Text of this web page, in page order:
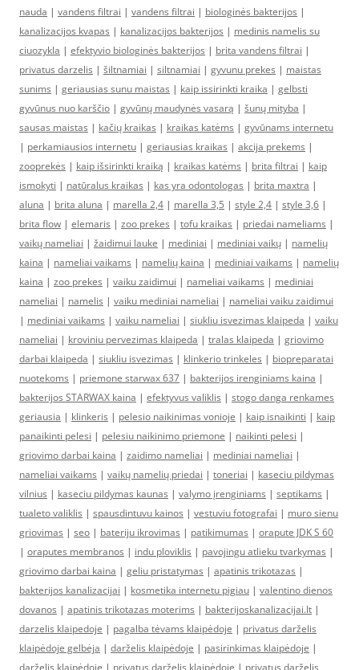
nauda | vandens filtrai | vandens filtrai | biologinės bakterijos |
kanalizacijos kvapas | kanalizacijos bakterijos | medinis namelis su
ciuozykla | efektyvio biologinės bakterijos | brita vandens filtrai |
privatus darzelis | šiltnamiai | siltnamiai | gyvunu prekes | maistas
sunims | geriausias sunu maistas | kaip issirinkti kraika | gelbsti
gyvūnus nuo karščio | gyvūnų maudynės vasarą | šunų mityba |
sausas maistas | kačių kraikas | kraikas katėms | gyvūnams internetu
| perkamiausios internetu | geriausias kraikas | akcija prekems |
zooprekės | kaip išsirinkti kraiką | kraikas katėms | brita filtrai | kaip
ismokyti | natūralus kraikas | kas yra odontologas | brita maxtra |
aluna | brita aluna | marella 2,4 | marella 3,5 | style 2,4 | style 3,6 |
brita flow | elemaris | zoo prekes | tofu kraikas | priedai nameliams |
vaikų nameliai | žaidimui lauke | mediniai | mediniai vaikų | namelių
kaina | nameliai vaikams | namelių kaina | mediniai vaikams | namelių
kaina | zoo prekes | vaiku zaidimui | nameliai vaikams | mediniai
nameliai | namelis | vaiku mediniai nameliai | nameliai vaiku zaidimui
| mediniai vaikams | vaiku nameliai | siukliu isvezimas klaipeda | vaiku
nameliai | kroviniu pervezimas klaipeda | tralas klaipeda | griovimo
darbai klaipeda | siukliu isvezimas | klinkerio trinkeles | biopreparatai
nuotekoms | priemone starwax 637 | bakterijos irenginiams kaina |
bakterijos STARWAX kaina | efektyvus valiklis | stogo danga renkames
geriausia | klinkeris | pelesio naikinimas vonioje | kaip isnaikinti | kaip
panaikinti pelesi | pelesiu naikinimo priemone | naikinti pelesi |
griovimo darbai kaina | zaidimo nameliai | mediniai nameliai |
nameliai vaikams | vaikų namelių priedai | toneriai | kaseciu pildymas
vilnius | kaseciu pildymas kaunas | valymo įrenginiams | septikams |
tualeto valiklis | spausdintuvu kainos | vestuviu fotografai | muro sienu
griovimas | seo | bateriju ikrovimas | patikimumas | orapute JDK S 60
| oraputes membranos | indu ploviklis | pavojingu atlieku tvarkymas |
griovimo darbai kaina | geliu pristatymas | apatinis trikotazas |
bakterijos kanalizacijai | kosmetika internetu pigiau | valentino dienos
dovanos | apatinis trikotazas moterims | bakterijoskanalizacijai.lt |
darzelis klaipedoje | pagalba tėvams klaipėdoje | privatus darželis
klaipėdoje gelbėja | darželis klaipėdoje | pasirinkimas klaipėdoje |
darželis klaipėdoje | privatus darželis klaipėdoje | privatus darželis